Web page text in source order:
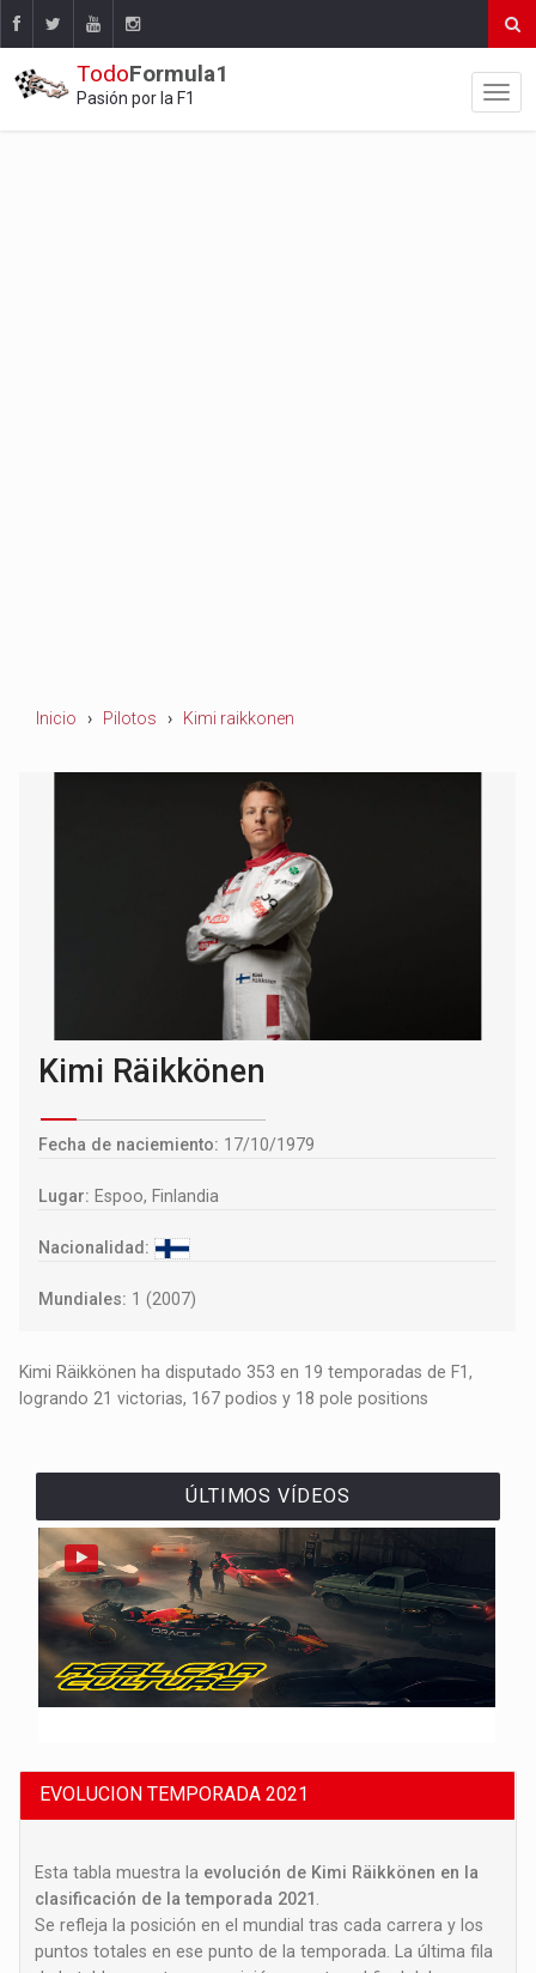
TodoFormula1
Pasión por la F1
Inicio Pilotos Kimi raikkonen
Kimi Räikkönen
Fecha de naciemiento: 17/10/1979
Lugar: Espoo, Finlandia
Nacionalidad:
Mundiales: 1 (2007)
Kimi Räikkönen ha disputado 353 en 19 temporadas de F1,
logrando 21 victorias, 167 podios y 18 pole positions
ÚLTIMOS VÍDEOS
EVOLUCION TEMPORADA 2021
Esta tabla muestra la evolución de Kimi Räikkönen en la
clasificación de la temporada 2021
Se refleja la posición en el mundial tras cada carrera y los
puntos totales en ese punto de la temporada. La última fila